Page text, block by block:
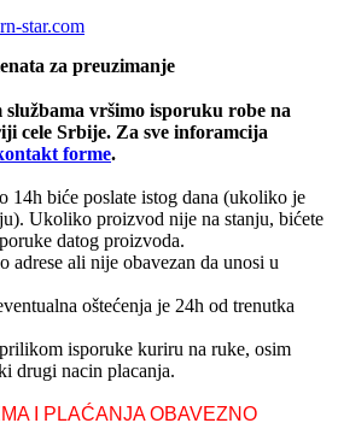
star.com
za preuzimanje
vršimo isporuku robe na
cele Srbije. Za sve inforamcija
forme.
14h biće poslate istog dana (ukoliko je
Ukoliko proizvod nije na stanju, bićete
datog proizvoda.
ali nije obavezan da unosi u
oštećenja je 24h od trenutka
isporuke kuriru na ruke, osim
drugi nacin placanja.
I PLAĆANJA OBAVEZNO